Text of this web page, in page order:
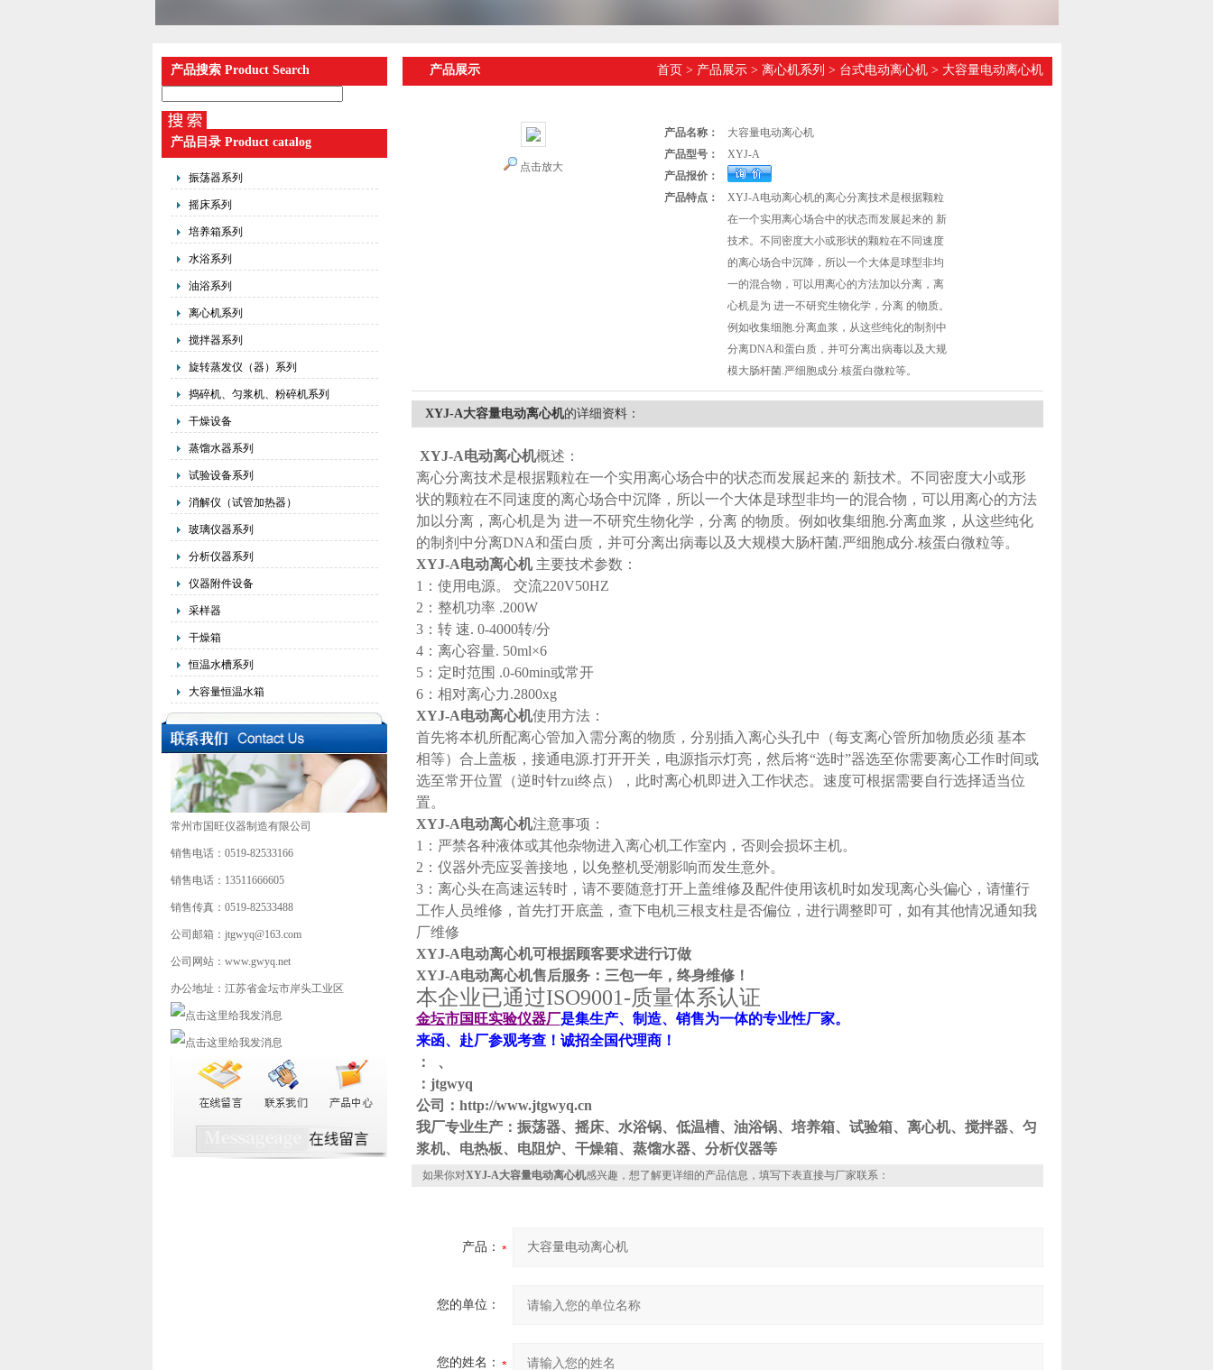
产品搜索 Product Search
产品目录 Product catalog
振荡器系列
摇床系列
培养箱系列
水浴系列
油浴系列
离心机系列
搅拌器系列
旋转蒸发仪（器）系列
捣碎机、匀浆机、粉碎机系列
干燥设备
蒸馏水器系列
试验设备系列
消解仪（试管加热器）
玻璃仪器系列
分析仪器系列
仪器附件设备
采样器
干燥箱
恒温水槽系列
大容量恒温水箱
常州市国旺仪器制造有限公司
销售电话：0519-82533166
销售电话：13511666605
销售传真：0519-82533488
公司邮箱：jtgwyq@163.com
公司网站：www.gwyq.net
办公地址：江苏省金坛市岸头工业区
产品展示 首页 > 产品展示> 离心机系列 > 台式电动离心机> 大容量电动离心机
点击放大
产品名称：
大容量电动离心机
产品型号：
XYJ-A
产品报价：
产品特点：
XYJ-A电动离心机的离心分离技术是根据颗粒
在一个实用离心场合中的状态而发展起来的 新
技术。不同密度大小或形状的颗粒在不同速度
的离心场合中沉降，所以一个大体是球型非均
一的混合物，可以用离心的方法加以分离，离
心机是为 进一不研究生物化学，分离 的物质。
例如收集细胞.分离血浆，从这些纯化的制剂中
分离DNA和蛋白质，并可分离出病毒以及大规
模大肠杆菌.严细胞成分.核蛋白微粒等。
XYJ-A大容量电动离心机的详细资料：
XYJ-A电动离心机概述：
离心分离技术是根据颗粒在一个实用离心场合中的状态而发展起来的 新技术。不同密度大小或形
状的颗粒在不同速度的离心场合中沉降，所以一个大体是球型非均一的混合物，可以用离心的方法
加以分离，离心机是为 进一不研究生物化学，分离 的物质。例如收集细胞.分离血浆，从这些纯化
的制剂中分离DNA和蛋白质，并可分离出病毒以及大规模大肠杆菌.严细胞成分.核蛋白微粒等。
XYJ-A电动离心机 主要技术参数：
1 ：使用电源。 交流220V50HZ
2 ：整机功率.200W
3：转 速. 0-4000转/分
4：离心容量. 50ml×6
5：定时范围 .0-60min或常开
6：相对离心力.2800xg
XYJ-A电动离心机使用方法：
首先将本机所配离心管加入需分离的物质，分别插入离心头孔中 （每支离心管所加物质必须 基本
相等） 合上盖板，接通电源.打开开关，电源指示灯亮，然后将“选时”器选至你需要离心工作时间或
选至常开位置 （逆时针zui终点）
，此时离心机即进入工作状态。速度可根据需要自行选择适当位
置。
XYJ-A电动离心机注意事项：
1 ：严禁各种液体或其他杂物进入离心机工作室内，否则会损坏主机。
2 ：仪器外壳应妥善接地，以免整机受潮影响而发生意外。
3：离心头在高速运转时，请不要随意打开上盖维修及配件使用该机时如发现离心头偏心，请懂行
工作人员维修，首先打开底盖，查下电机三根支柱是否偏位，进行调整即可，如有其他情况通知我
厂维修
XYJ-A电动离心机可根据顾客要求进行订做
XYJ-A电动离心机售后服务：三包一年，终身维修！
本企业已通过ISO9001-质量体系认证
金坛市国旺实验仪器厂是集生产、制造、销售为一体的专业性厂家。
来函、赴厂参观考查！诚招全国代理商！
： 、
：jtgwyq
公司：http://www.jtgwyq.cn
我厂专业生产：振荡器、摇床、水浴锅、低温槽、油浴锅、培养箱、试验箱、离心机、搅拌器、匀
浆机、电热板、电阻炉、干燥箱、蒸馏水器、分析仪器等
如果你对XYJ-A大容量电动离心机感兴趣，想了解更详细的产品信息，填写下表直接与厂家联系：
产品：
您的单位：
您的姓名：